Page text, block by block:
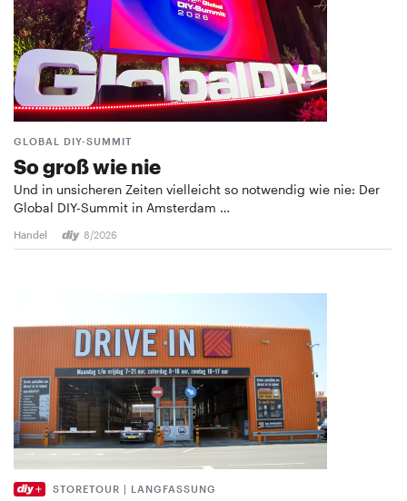
GLOBAL DIY-SUMMIT
So groß wie nie
Und in unsicheren Zeiten vielleicht so notwendig wie nie: Der
Global DIY-Summit in Amsterdam …
Handel 8/2026
STORETOUR | LANGFASSUNG